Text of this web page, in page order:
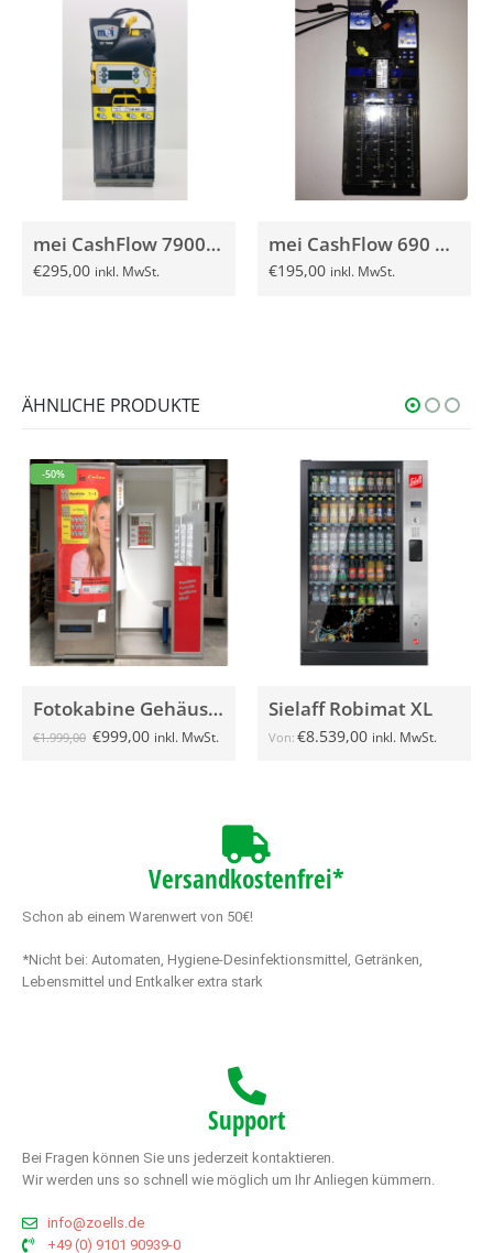
mei CashFlow 7900 Münzschaltgerät gebraucht
€295,00 inkl. MwSt.
mei CashFlow 690 Münzschaltgerät gebraucht
€195,00 inkl. MwSt.
ÄHNLICHE PRODUKTE
-50%
Fotokabine Gehäuse, gebraucht
€1.999,00 €999,00 inkl. MwSt.
Sielaff Robimat XL
Von: €8.539,00 inkl. MwSt.
Versandkostenfrei*
Schon ab einem Warenwert von 50€!
*Nicht bei: Automaten, Hygiene-Desinfektionsmittel, Getränken,
Lebensmittel und Entkalker extra stark
Support
Bei Fragen können Sie uns jederzeit kontaktieren.
Wir werden uns so schnell wie möglich um Ihr Anliegen kümmern.
info@zoells.de
+49 (0) 9101 90939-0